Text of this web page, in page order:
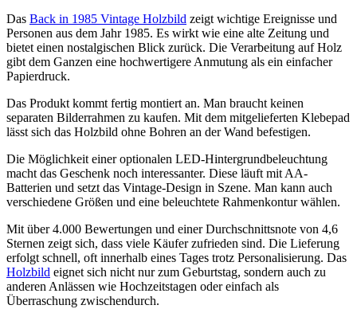
Das Back in 1985 Vintage Holzbild zeigt wichtige Ereignisse und
Personen aus dem Jahr 1985. Es wirkt wie eine alte Zeitung und
bietet einen nostalgischen Blick zurück. Die Verarbeitung auf Holz
gibt dem Ganzen eine hochwertigere Anmutung als ein einfacher
Papierdruck.
Das Produkt kommt fertig montiert an. Man braucht keinen
separaten Bilderrahmen zu kaufen. Mit dem mitgelieferten Klebepad
lässt sich das Holzbild ohne Bohren an der Wand befestigen.
Die Möglichkeit einer optionalen LED-Hintergrundbeleuchtung
macht das Geschenk noch interessanter. Diese läuft mit AA-
Batterien und setzt das Vintage-Design in Szene. Man kann auch
verschiedene Größen und eine beleuchtete Rahmenkontur wählen.
Mit über 4.000 Bewertungen und einer Durchschnittsnote von 4,6
Sternen zeigt sich, dass viele Käufer zufrieden sind. Die Lieferung
erfolgt schnell, oft innerhalb eines Tages trotz Personalisierung. Das
Holzbild eignet sich nicht nur zum Geburtstag, sondern auch zu
anderen Anlässen wie Hochzeitstagen oder einfach als
Überraschung zwischendurch.